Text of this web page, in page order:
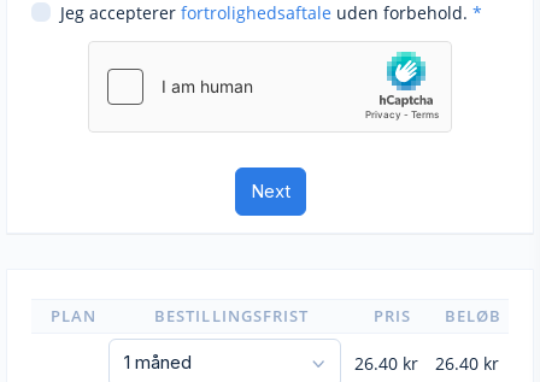
Jeg accepterer fortrolighedsaftale uden forbehold. *
PLAN BESTILLINGSFRIST PRIS BELØB
26.40kr 26.40kr